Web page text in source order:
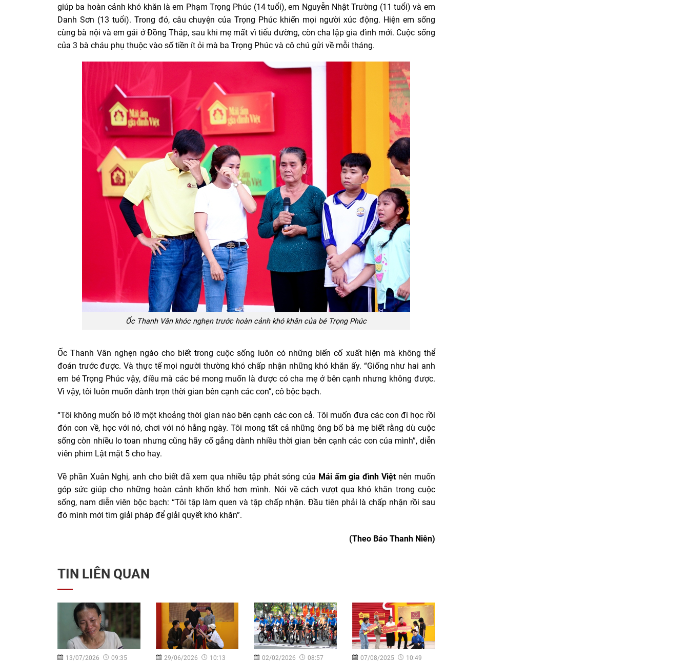
giúp ba hoàn cảnh khó khăn là em Phạm Trọng Phúc (14 tuổi), em Nguyễn Nhật Trường (11 tuổi) và em
Danh Sơn (13 tuổi). Trong đó, câu chuyện của Trọng Phúc khiến mọi người xúc động. Hiện em sống
cùng bà nội và em gái ở Đồng Tháp, sau khi mẹ mất vì tiểu đường, còn cha lập gia đình mới. Cuộc sống
của 3 bà cháu phụ thuộc vào số tiền ít ỏi mà ba Trọng Phúc và cô chú gửi về mỗi tháng.
Ốc Thanh Vân khóc nghẹn trước hoàn cảnh khó khăn của bé Trọng Phúc
Ốc Thanh Vân nghẹn ngào cho biết trong cuộc sống luôn có những biến cố xuất hiện mà không thể
đoán trước được. Và thực tế mọi người thường khó chấp nhận những khó khăn ấy. “Giống như hai anh
em bé Trọng Phúc vậy, điều mà các bé mong muốn là được có cha mẹ ở bên cạnh nhưng không được.
Vì vậy, tôi luôn muốn dành trọn thời gian bên cạnh các con”, cô bộc bạch.
“Tôi không muốn bỏ lỡ một khoảng thời gian nào bên cạnh các con cả. Tôi muốn đưa các con đi học rồi
đón con về, học với nó, chơi với nó hằng ngày. Tôi mong tất cả những ông bố bà mẹ biết rằng dù cuộc
sống còn nhiều lo toan nhưng cũng hãy cố gắng dành nhiều thời gian bên cạnh các con của mình”, diễn
viên phim Lật mặt 5 cho hay.
Về phần Xuân Nghị, anh cho biết đã xem qua nhiều tập phát sóng của Mái ấm gia đình Việtnên muốn
góp sức giúp cho những hoàn cảnh khốn khổ hơn mình. Nói về cách vượt qua khó khăn trong cuộc
sống, nam diễn viên bộc bạch: “Tôi tập làm quen và tập chấp nhận. Đầu tiên phải là chấp nhận rồi sau
đó mình mới tìm giải pháp để giải quyết khó khăn”.
(Theo Báo Thanh Niên)
TIN LIÊN QUAN
13/07/2026 09:35 29/06/2026 10:13 02/02/2026 08:57 07/08/2025 10:49